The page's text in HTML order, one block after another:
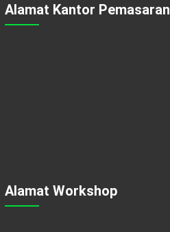
Alamat Kantor Pemasaran
Alamat Workshop